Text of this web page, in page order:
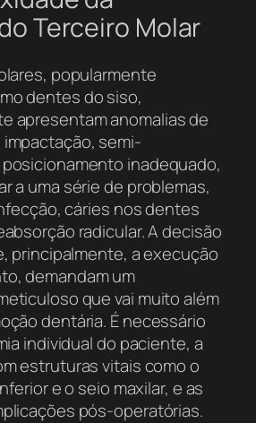
Terceiro Molar
popularmente
dentes do siso,
apresentam anomalias de
semi-
inadequado,
a uma série de problemas,
cáries nos dentes
radicular. A decisão
principalmente, a execução
demandam um
que vai muito além
dentária. É necessário
individual do paciente, a
estruturas vitais como o
e o seio maxilar, e as
pós-operatórias.